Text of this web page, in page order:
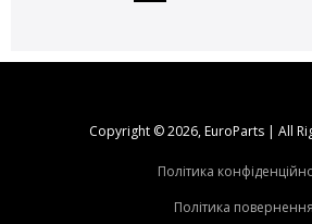
Copyright © 2026, EuroParts | All
Політика
Політика повернення